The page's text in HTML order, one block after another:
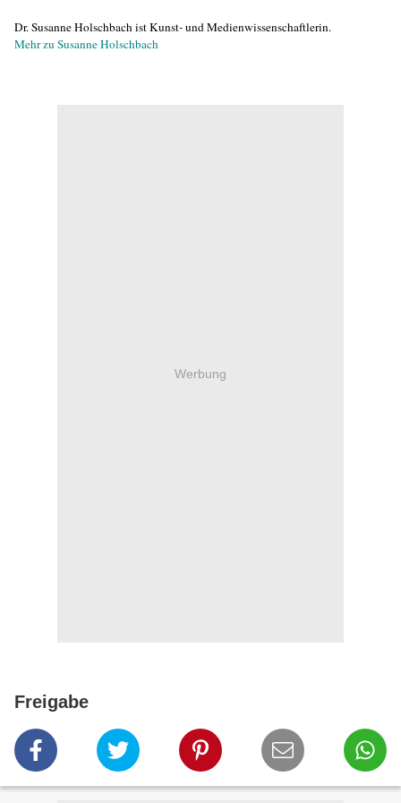
Dr. Susanne Holschbach ist Kunst- und Medienwissenschaftlerin.
Mehr zu Susanne Holschbach
Werbung
Freigabe